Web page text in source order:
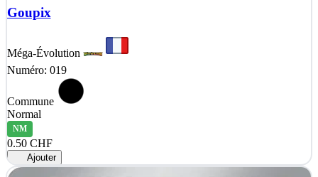
Goupix
Méga-Évolution
Numéro: 019
Commune
Normal
NM
0.50 CHF
Ajouter